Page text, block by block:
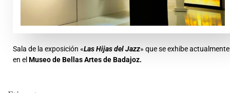
Sala de la exposición «Las Hijas del Jazz» que se exhibe actualmente
en el Museo de Bellas Artes de Badajoz.